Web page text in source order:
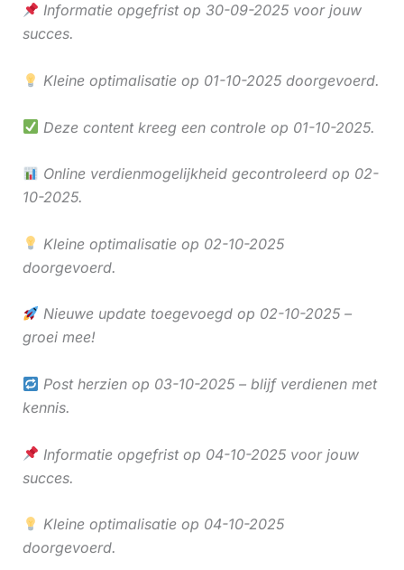
Informatie opgefrist op 30-09-2025 voor jouw
succes.
Kleine optimalisatie op 01-10-2025 doorgevoerd.
Deze content kreeg een controle op 01-10-2025.
Online verdienmogelijkheid gecontroleerd op 02-
10-2025.
Kleine optimalisatie op 02-10-2025
doorgevoerd.
Nieuwe update toegevoegd op 02-10-2025 –
groei mee!
Post herzien op 03-10-2025 – blijf verdienen met
kennis.
Informatie opgefrist op 04-10-2025 voor jouw
succes.
Kleine optimalisatie op 04-10-2025
doorgevoerd.